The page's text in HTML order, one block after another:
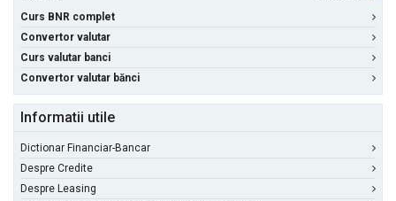
Curs BNR complet
Convertor valutar
Curs valutar banci
Convertor valutar bănci
Informatii utile
Dictionar Financiar-Bancar
Despre Credite
Despre Leasing